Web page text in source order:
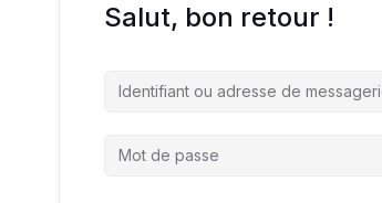
Salut, bon retour !